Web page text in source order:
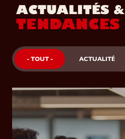
ACTUALITÉS &
TENDANCES
- TOUT - ACTUALITÉ